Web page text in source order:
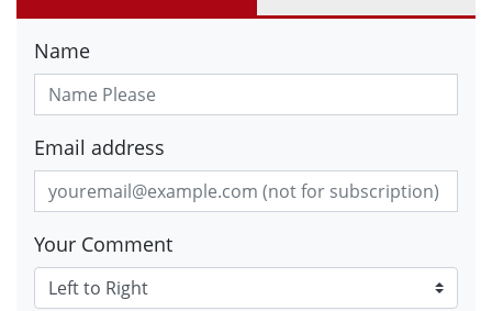
Name
Email address
Your Comment